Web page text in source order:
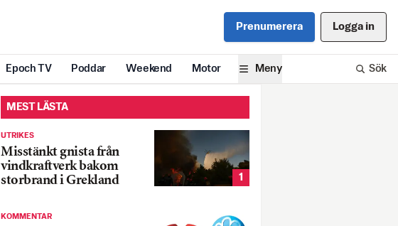
Prenumerera Logga in
Epoch TV Poddar Weekend Motor Meny Sök
MEST LÄSTA
UTRIKES
Misstänkt gnista från
vindkraftverk bakom
storbrand i Grekland
1
KOMMENTAR